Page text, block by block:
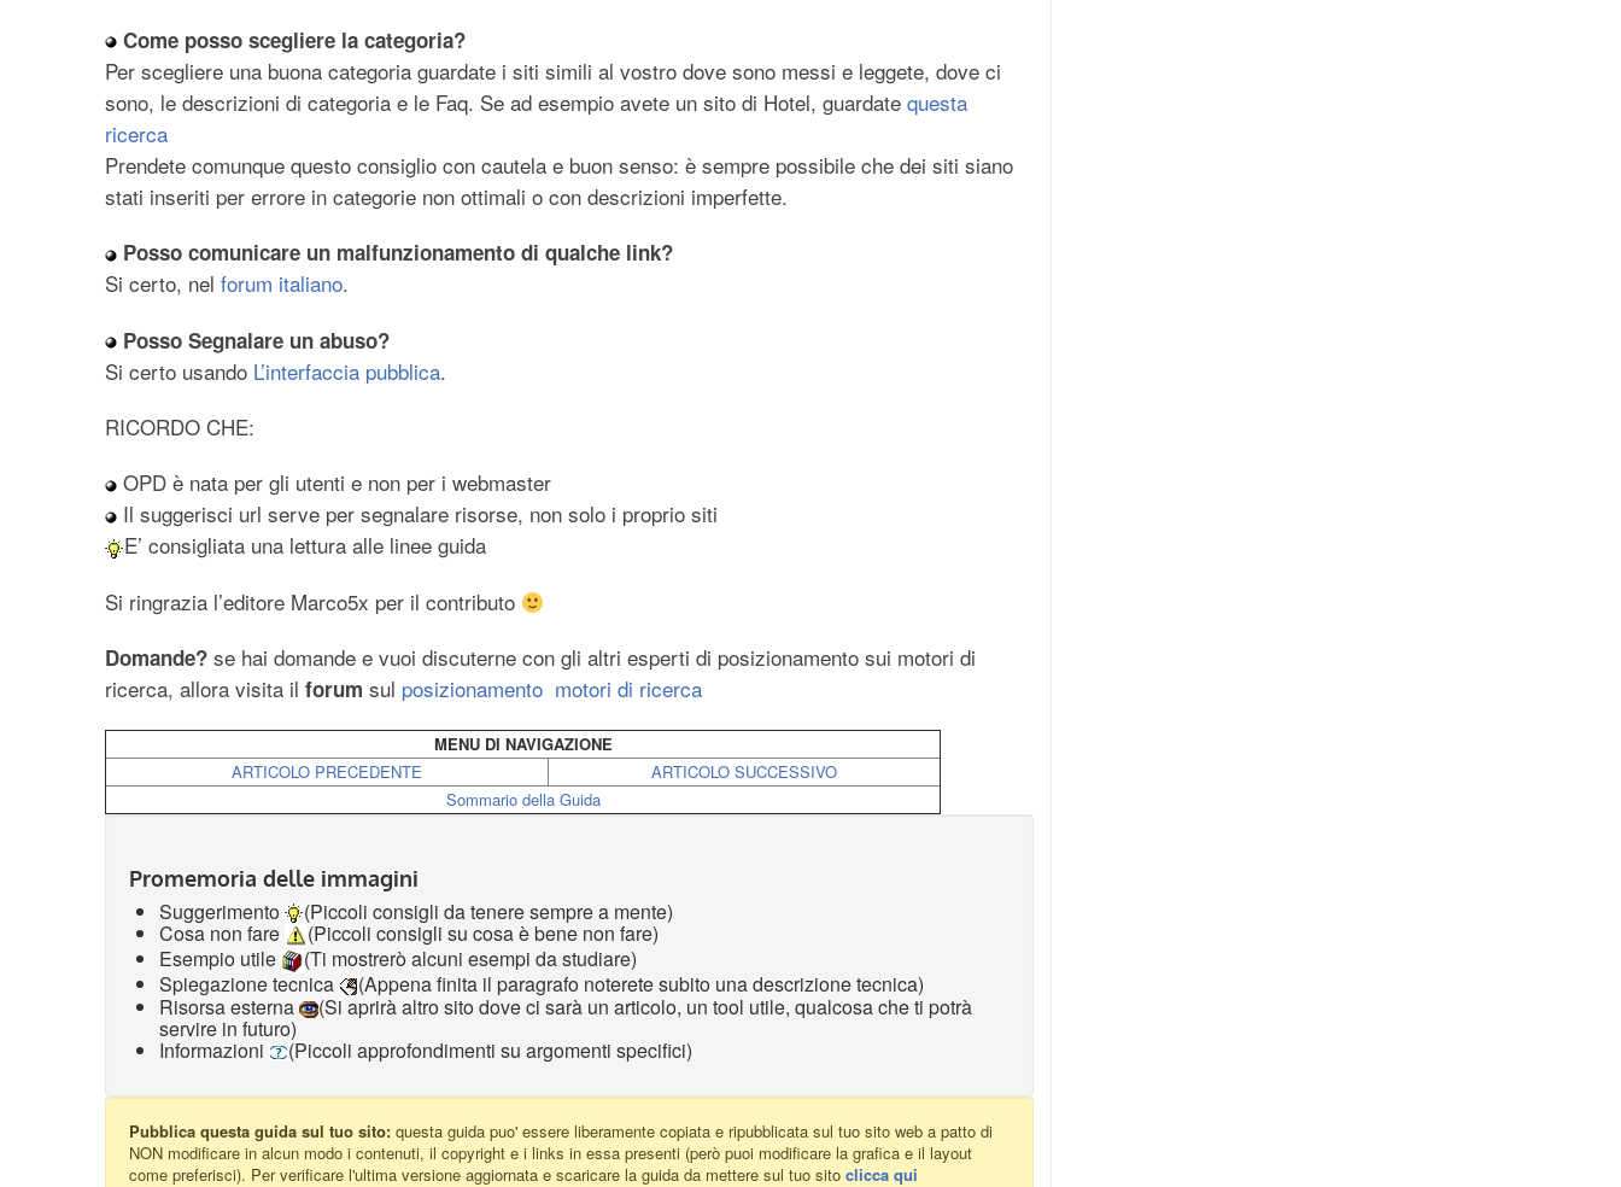
Come posso scegliere la categoria?
Per scegliere una buona categoria guardate i siti simili al vostro dove sono messi e leggete, dove ci
sono, le descrizioni di categoria e le Faq. Se ad esempio avete un sito di Hotel, guardate questa
ricerca
Prendete comunque questo consiglio con cautela e buon senso: è sempre possibile che dei siti siano
stati inseriti per errore in categorie non ottimali o con descrizioni imperfette.
Posso comunicare un malfunzionamento di qualche link?
Si certo, nel forum italiano.
Posso Segnalare un abuso?
Si certo usando L’interfaccia pubblica.
RICORDO CHE:
OPD è nata per gli utenti e non per i webmaster
Il suggerisci url serve per segnalare risorse, non solo i proprio siti
E’ consigliata una lettura alle linee guida
Si ringrazia l’editore Marco5x per il contributo
Domande? se hai domande e vuoi discuterne con gli altri esperti di posizionamento sui motori di
ricerca, allora visita il forum sul posizionamento motori di ricerca
MENU DI NAVIGAZIONE
ARTICOLO PRECEDENTE
ARTICOLO SUCCESSIVO
Sommario della Guida
Promemoria delle immagini
Suggerimento
(Piccoli consigli da tenere sempre a mente)
Cosa non fare
(Piccoli consigli su cosa è bene non fare)
Esempio utile
(Ti mostrerò alcuni esempi da studiare)
Spiegazione tecnica
(Appena finita il paragrafo noterete subito una descrizione tecnica)
Risorsa esterna
(Si aprirà altro sito dove ci sarà un articolo, un tool utile, qualcosa che ti potrà
servire in futuro)
Informazioni (Piccoli approfondimenti su argomenti specifici)
Pubblica questa guida sul tuo sito: questa guida puo' essere liberamente copiata e ripubblicata sul tuo sito web a patto di
NON modificare in alcun modo i contenuti, il copyright e i links in essa presenti (però puoi modificare la grafica e il layout
come preferisci). Per verificare l'ultima versione aggiornata e scaricare la guida da mettere sul tuo sito clicca qui